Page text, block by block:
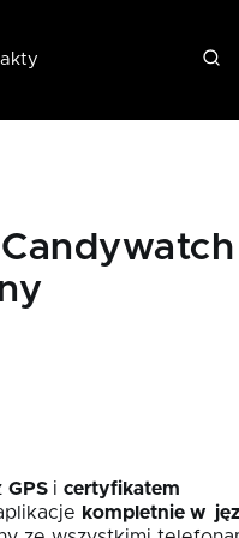
GPS i certyfikatem
kompletnie w